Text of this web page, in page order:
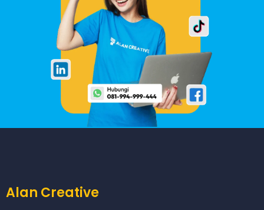
Alan Creative